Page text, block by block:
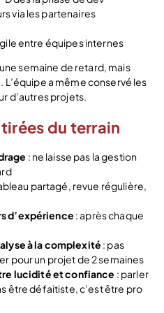
via les partenaires
entre équipes internes
semaine de retard, mais
a même conservé les
d’autres projets.
du terrain
: ne laisse pas la gestion
partagé, revue régulière,
d’expérience : après chaque
à la complexité : pas
pour un projet de 2 semaines
lucidité et confiance : parler
être défaitiste, c’est être pro